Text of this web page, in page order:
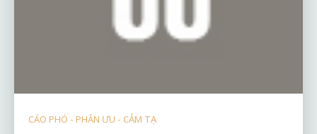
CÁO PHÓ - PHÂN ƯU - CẢM TẠ